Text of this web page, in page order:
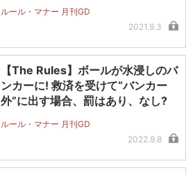
ルール・マナー 月刊GD
2021.9.3
【The Rules】ボールが水浸しのバ
ンカーに! 救済を受けて“バンカー
外”に出す場合、罰はあり、なし?
ルール・マナー 月刊GD
2022.9.8